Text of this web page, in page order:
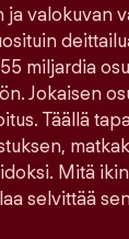
valokuvan
miljardia
Jokaisen
Täällä
Mitä
selvittää